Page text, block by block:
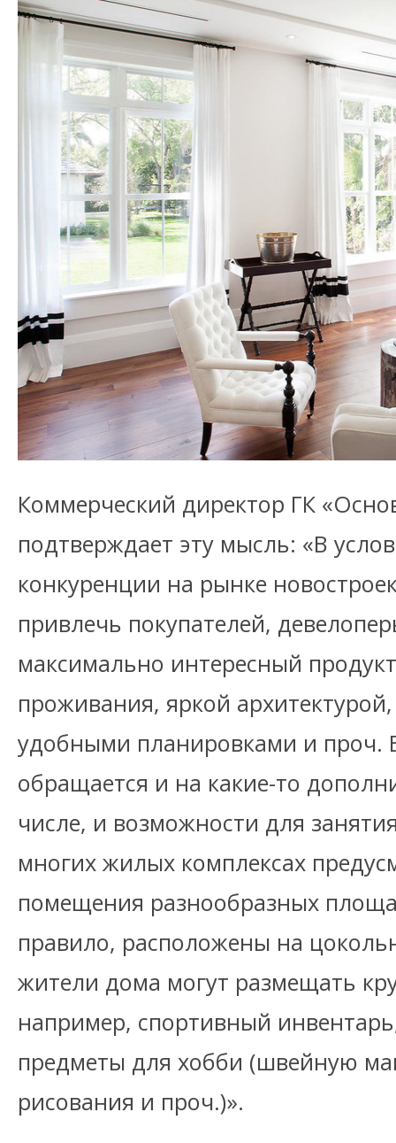
Коммерческий директор ГК
подтверждает эту мысль: «В
конкуренции на рынке
привлечь покупателей,
максимально интересный
проживания, яркой
удобными планировками и проч.
обращается и на какие-то
числе, и возможности для
многих жилых комплексах
помещения разнообразных
правило, расположены на
жители дома могут размещать
например, спортивный
предметы для хобби (швейную
рисования и проч.)».